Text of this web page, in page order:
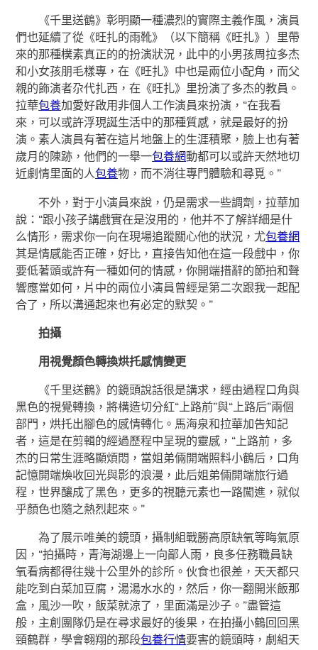
《千里送鶴》彰明顯一種濃烈的實際主義作風，演員
們也延續了從《旺扎的雨靴》（以下簡稱《旺扎》）里帶
來的那種樸素真正的的扮演狀況，此中的小男孩周拉多杰
和小女孩朋毛樣專，在《旺扎》中也是兩位小配角，而父
親的飾演者尕代扎西，在《旺扎》里扮演了多杰的教員。
拉華包養加愛好啟用非個人工作演員來扮演，“在我看
來，可以或許浮現誕生活中的那種質感，就是最好的扮
演。素人演員有著在這片地盤上的生涯積聚，臉上也有著
歲月的陳跡，他們的一舉一包養網動都可以或許天然地切
近劇情里面的人包養物，而不消往專門體驗和尋覓。”
不外，對于小演員來說，仍是需求一些調劑，拉華加
說：“跟小孩子講戲實在是沒用的，他并不了解詳細是什
么情形，需求你一向在現場追蹤關心他的狀況，尤包養網
其是情感能否正確，好比，直接告知他在這一段戲中，你
要低著頭或許有一種如何的情感，你開端措辭的節拍和聲
響應當如何，片中的兩位小演員曾經是第二次跟我一起配
合了，所以溝通起來也有必定的默契。”
拍攝
用視覺顏色轉換烘托感情變更
《千里送鶴》的鏡頭說話很是講求，經由過程口角與
黑色的視覺轉換，將構造切分紅“上路前”與“上路后”兩個
部門，烘托出腳色的感情轉化。馬海泉和拉華加告知記
者，這是在剪輯的經過歷程中呈現的靈感，“上路前，多
杰的日常生涯略顯煩悶，當姐弟倆開端照料小鶴后，口角
記憶開端煥收回光與影的浪漫，此后姐弟倆開端旅行過
程，世界釀成了黑色，更多的視聽元素也一路闖進，就似
乎顏色也隨之熱烈起來。”
為了展示唯美的鏡頭，攝制組戰勝高原缺氧等晦氣原
因，“拍攝時，青海湖邊上一向鄙人雨，良多任務職員缺
氧看病都得往幾十公里外的診所。伙食也很差，天天都只
能吃到白菜加豆腐，湯湯水水的，然后，你一翻開米飯那
盒，風沙一吹，飯菜就涼了，里面滿是沙子。”盡管這
般，主創團隊仍是在尋求最好的後果，在拍攝小鶴回回黑
頸鶴群，學會翱翔的那段包養行情要害的鏡頭時，劇組天